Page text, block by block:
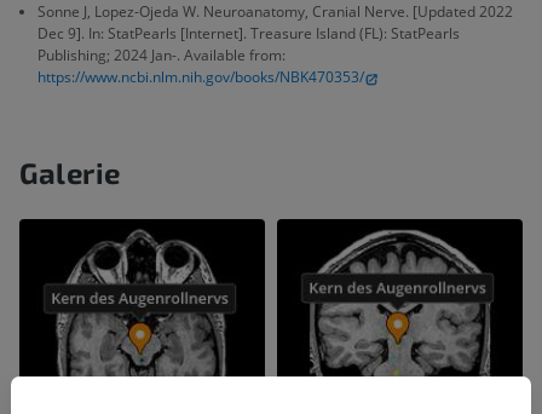
Sonne J, Lopez-Ojeda W. Neuroanatomy, Cranial Nerve. [Updated 2022
Dec 9]. In: StatPearls [Internet]. Treasure Island (FL): StatPearls
Publishing; 2024 Jan-. Available from:
https://www.ncbi.nlm.nih.gov/books/NBK470353/
Galerie